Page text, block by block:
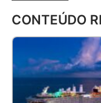
CONTEÚDO